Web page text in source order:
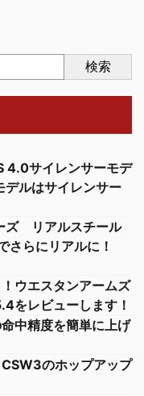
検索
4.0サイレンサーモデ
ルはサイレンサー
ズ リアルスチール
さらにリアルに！
ウエスタンアームズ
をレビューします！
中精度を簡単に上げ
のホップアップ